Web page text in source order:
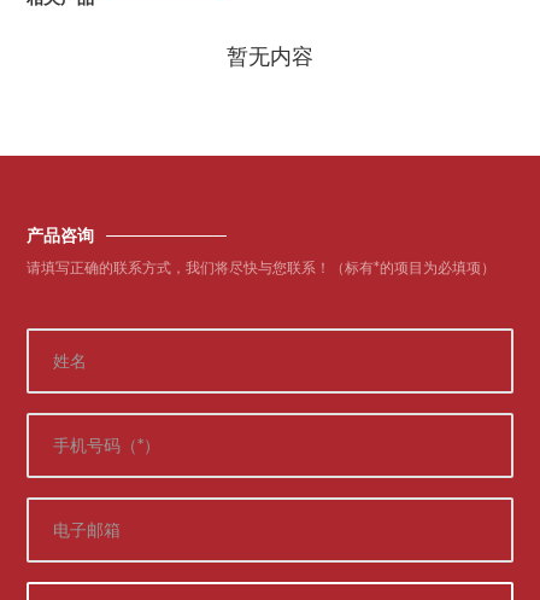
暂无内容
产品咨询
请填写正确的联系方式，我们将尽快与您联系！（标有*的项目为必填项）